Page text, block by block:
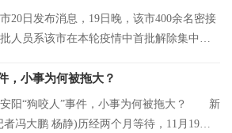
日发布消息，19日晚，该市400余名密接
人员系该市在本轮疫情中首批解除集中隔
，小事为何被拖大？
阳“狗咬人”事件，小事为何被拖大？ 新
冯大鹏 杨静)历经两个月等待，11月19日